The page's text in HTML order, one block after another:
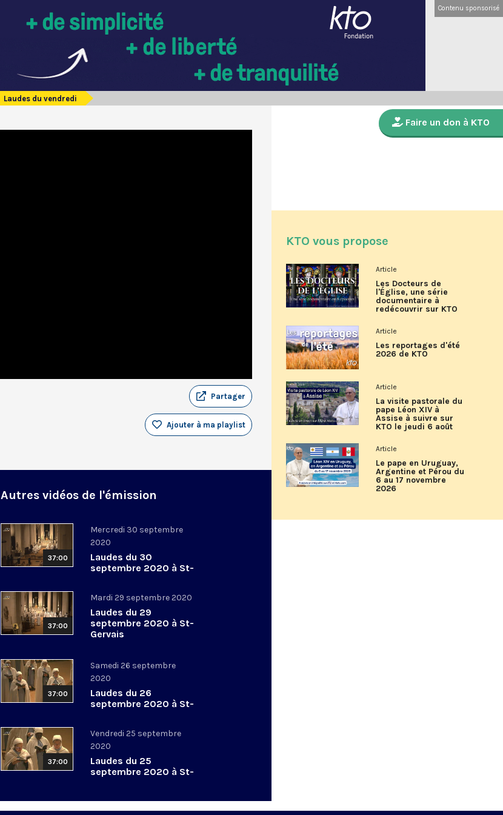
Contenu sponsorisé
Laudes du vendredi
Partager
Ajouter à ma playlist
Autres vidéos de l'émission
37:00
Mercredi 30 septembre
2020
Laudes du 30
septembre 2020 à St-
37:00
Mardi 29 septembre 2020
Laudes du 29
septembre 2020 à St-
Gervais
37:00
Samedi 26 septembre
2020
Laudes du 26
septembre 2020 à St-
37:00
Vendredi 25 septembre
2020
Laudes du 25
septembre 2020 à St-
Faire un don à KTO
KTO vous propose
Article
Les Docteurs de
l'Église, une série
documentaire à
redécouvrir sur KTO
Article
Les reportages d'été
2026 de KTO
Article
La visite pastorale du
pape Léon XIV à
Assise à suivre sur
KTO le jeudi 6 août
Article
Le pape en Uruguay,
Argentine et Pérou du
6 au 17 novembre
2026